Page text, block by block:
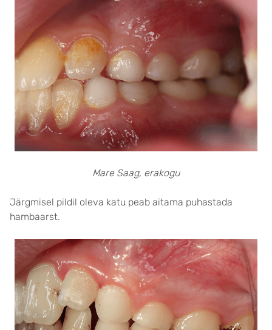
Mare Saag, erakogu
Järgmisel pildil oleva katu peab aitama puhastada
hambaarst.